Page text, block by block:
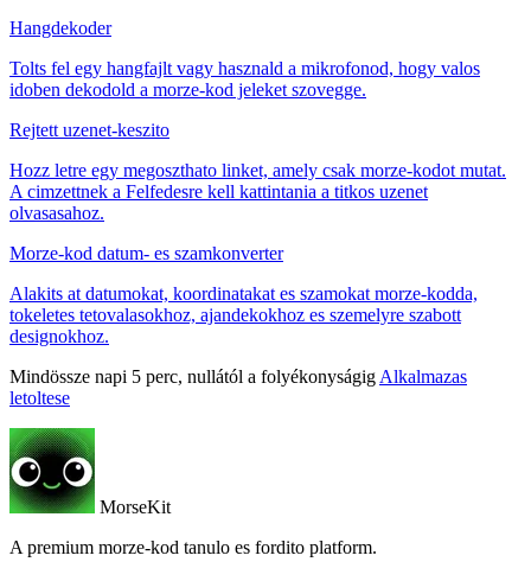
Hangdekoder
Tolts fel egy hangfajlt vagy hasznald a mikrofonod, hogy valos
idoben dekodold a morze-kod jeleket szovegge.
Rejtett uzenet-keszito
Hozz letre egy megoszthato linket, amely csak morze-kodot mutat.
A cimzettnek a Felfedesre kell kattintania a titkos uzenet
olvasasahoz.
Morze-kod datum- es szamkonverter
Alakits at datumokat, koordinatakat es szamokat morze-kodda,
tokeletes tetovalasokhoz, ajandekokhoz es szemelyre szabott
designokhoz.
Mindössze napi 5 perc, nullától a folyékonyságigAlkalmazas
letoltese
MorseKit
A premium morze-kod tanulo es fordito platform.